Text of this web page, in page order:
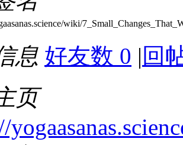
wiki/
息 好友数 0 | 回
页